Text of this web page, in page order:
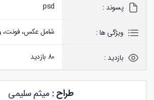
پسوند : psd
ویژگی ها : شامل عکس، فونت،
بازدید : 80 بازدید
طراح :میثم سلیمی